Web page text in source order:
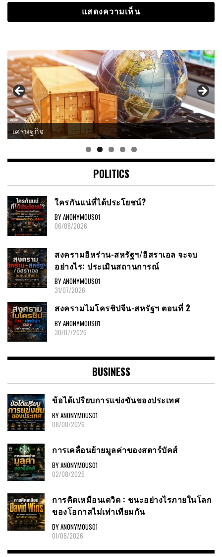
เศรษฐกิจ
ธุรกิจ
POLITICS
ใครกันแน่ที่ได้ประโยชน์?
BY ANONYMOUS01
06/08/2026
สงครามอิหร่าน-สหรัฐฯ/อิสราเอล จะจบ
อย่างไร: ประเมินสถานการณ์
BY ANONYMOUS01
31/07/2026
สงครามไมโครชิปจีน-สหรัฐฯ ตอนที่ 2
BY ANONYMOUS01
30/07/2026
BUSINESS
ข้อได้เปรียบการแข่งขันของประเทศ
BY ANONYMOUS01
08/08/2026
การเคลื่อนย้ายมูลค่าของสตาร์บัคส์
BY ANONYMOUS01
02/08/2026
การคิดเหมือนเดวิด : ชนะอย่างไรภายในโลก
ของโอกาสไม่เท่าเทียมกัน
BY ANONYMOUS01
01/08/2026